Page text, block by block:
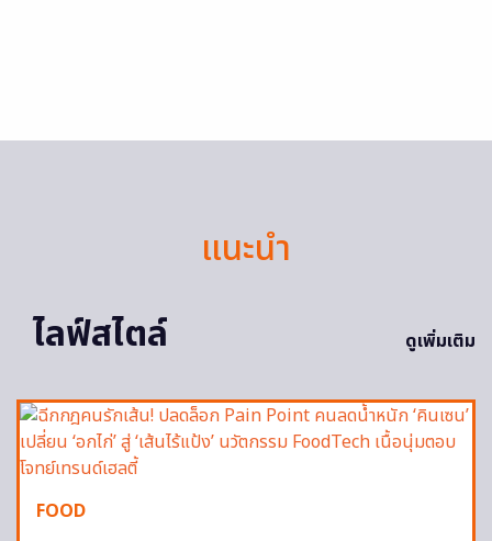
แนะนำ
ไลฟ์สไตล์
ดูเพิ่มเติม
FOOD